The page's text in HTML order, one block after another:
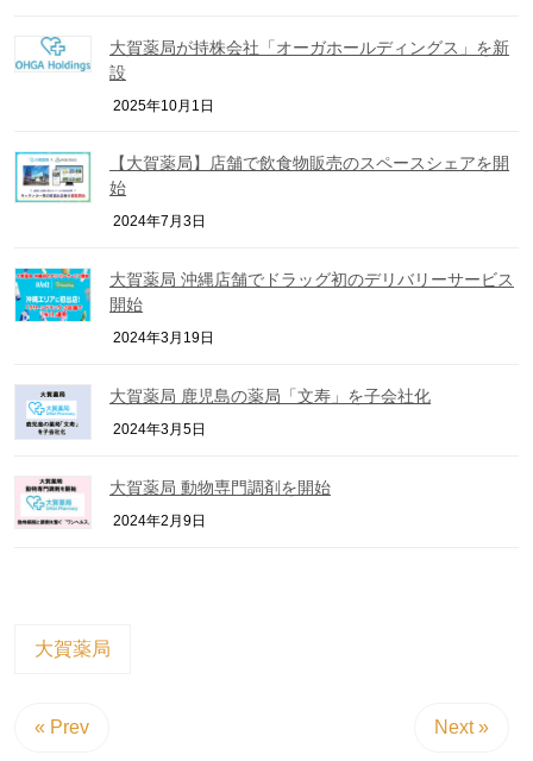
大賀薬局が持株会社「オーガホールディングス」を新
設
2025年10月1日
【大賀薬局】店舗で飲食物販売のスペースシェアを開
始
2024年7月3日
大賀薬局 沖縄店舗でドラッグ初のデリバリーサービス
開始
2024年3月19日
大賀薬局 鹿児島の薬局「文寿」を子会社化
2024年3月5日
大賀薬局 動物専門調剤を開始
2024年2月9日
大賀薬局
« Prev Next »